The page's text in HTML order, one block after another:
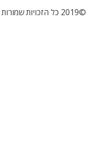
©2019 כל הזכויות שמורות